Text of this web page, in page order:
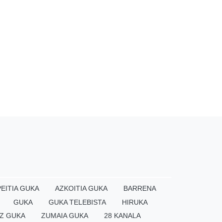
GUKA AZKOITIA GUKA
BARRENA
GUKA
GUKA TELEBISTA
HIRUKA
GUKA
ZUMAIA GUKA 28 KANALA